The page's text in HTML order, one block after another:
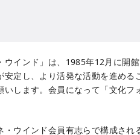
ウインド」は、1985年12月に開
安定し、より活発な活動を進め
いします。会員になって「文化
・ウインド会員有志らで構成さ